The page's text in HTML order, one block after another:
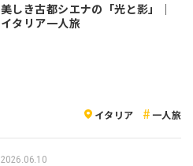
美しき古都シエナの「光と影」｜
イタリア一人旅
イタリア 一人旅
2026.06.10